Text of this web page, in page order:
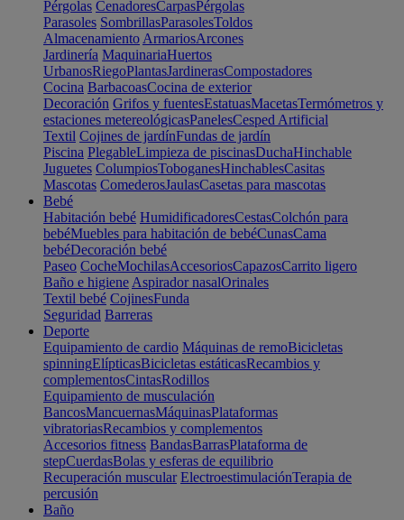
Pérgolas CenadoresCarpasPérgolas
Parasoles SombrillasParasolesToldos
Almacenamiento ArmariosArcones
Jardinería MaquinariaHuertos
UrbanosRiegoPlantasJardinerasCompostadores
Cocina BarbacoasCocina de exterior
Decoración Grifos y fuentesEstatuasMacetasTermómetros y
estaciones metereológicasPanelesCesped Artificial
Textil Cojines de jardínFundas de jardín
Piscina PlegableLimpieza de piscinasDuchaHinchable
Juguetes ColumpiosToboganesHinchablesCasitas
Mascotas ComederosJaulasCasetas para mascotas
Bebé
Habitación bebé HumidificadoresCestasColchón para
bebéMuebles para habitación de bebéCunasCama
bebéDecoración bebé
Paseo CocheMochilasAccesoriosCapazosCarrito ligero
Baño e higiene Aspirador nasalOrinales
Textil bebé CojinesFunda
Seguridad Barreras
Deporte
Equipamiento de cardio Máquinas de remoBicicletas
spinningElípticasBicicletas estáticasRecambios y
complementosCintasRodillos
Equipamiento de musculación
BancosMancuernasMáquinasPlataformas
vibratoriasRecambios y complementos
Accesorios fitness BandasBarrasPlataforma de
stepCuerdasBolas y esferas de equilibrio
Recuperación muscular ElectroestimulaciónTerapia de
percusión
Baño